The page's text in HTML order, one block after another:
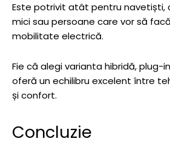
Este potrivit atât pentru navetiști,
mici sau persoane care vor să
mobilitate electrică.
Fie că alegi varianta hibridă, plug-
oferă un echilibru excelent între
și confort.
Concluzie